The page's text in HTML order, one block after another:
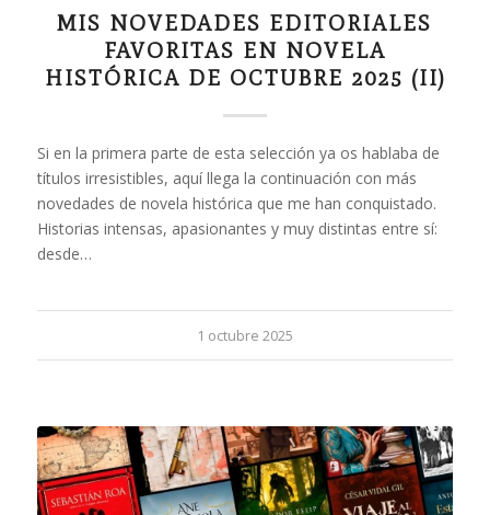
MIS NOVEDADES EDITORIALES
FAVORITAS EN NOVELA
HISTÓRICA DE OCTUBRE 2025 (II)
Si en la primera parte de esta selección ya os hablaba de
títulos irresistibles, aquí llega la continuación con más
novedades de novela histórica que me han conquistado.
Historias intensas, apasionantes y muy distintas entre sí:
desde…
1 octubre 2025